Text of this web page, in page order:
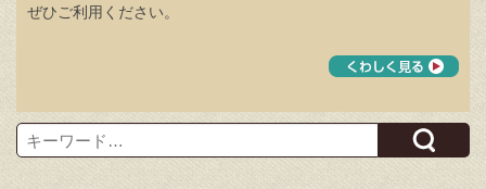
ぜひご利用ください。
Search